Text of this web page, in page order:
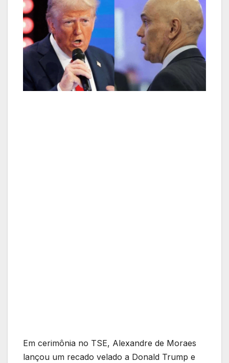
Em cerimônia no TSE, Alexandre de Moraes
lançou um recado velado a Donald Trump e